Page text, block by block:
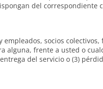
del correspondiente
empleados, socios
alguna, frente a usted o
del servicio o (3)